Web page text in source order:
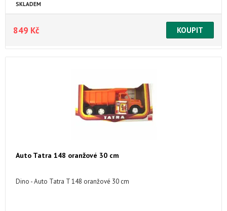
SKLADEM
849 Kč
Auto Tatra 148 oranžové 30 cm
Dino - Auto Tatra T 148 oranžové 30 cm